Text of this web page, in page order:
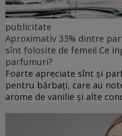
publicitate
Aproximativ 33% dintre
sînt folosite de femei! Ce
parfumuri?
Foarte apreciate sînt și
pentru bărbați, care au
arome de vanilie și alte